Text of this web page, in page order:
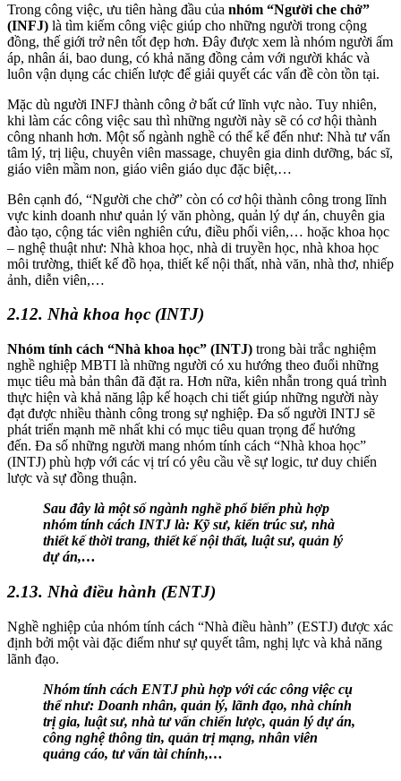
Trong công việc, ưu tiên hàng đầu của nhóm “Người che chở”
(INFJ) là tìm kiếm công việc giúp cho những người trong cộng
đồng, thế giới trở nên tốt đẹp hơn. Đây được xem là nhóm người ấm
áp, nhân ái, bao dung, có khả năng đồng cảm với người khác và
luôn vận dụng các chiến lược để giải quyết các vấn đề còn tồn tại.
Mặc dù người INFJ thành công ở bất cứ lĩnh vực nào. Tuy nhiên,
khi làm các công việc sau thì những người này sẽ có cơ hội thành
công nhanh hơn. Một số ngành nghề có thể kể đến như: Nhà tư vấn
tâm lý, trị liệu, chuyên viên massage, chuyên gia dinh dưỡng, bác sĩ,
giáo viên mầm non, giáo viên giáo dục đặc biệt,…
Bên cạnh đó, “Người che chở” còn có cơ hội thành công trong lĩnh
vực kinh doanh như quản lý văn phòng, quản lý dự án, chuyên gia
đào tạo, cộng tác viên nghiên cứu, điều phối viên,… hoặc khoa học
– nghệ thuật như: Nhà khoa học, nhà di truyền học, nhà khoa học
môi trường, thiết kế đồ họa, thiết kế nội thất, nhà văn, nhà thơ, nhiếp
ảnh, diễn viên,…
2.12. Nhà khoa học (INTJ)
Nhóm tính cách “Nhà khoa học” (INTJ) trong bài trắc nghiệm
nghề nghiệp MBTI là những người có xu hướng theo đuổi những
mục tiêu mà bản thân đã đặt ra. Hơn nữa, kiên nhẫn trong quá trình
thực hiện và khả năng lập kế hoạch chi tiết giúp những người này
đạt được nhiều thành công trong sự nghiệp. Đa số người INTJ sẽ
phát triển mạnh mẽ nhất khi có mục tiêu quan trọng để hướng
đến. Đa số những người mang nhóm tính cách “Nhà khoa học”
(INTJ) phù hợp với các vị trí có yêu cầu về sự logic, tư duy chiến
lược và sự đồng thuận.
Sau đây là một số ngành nghề phổ biến phù hợp
nhóm tính cách INTJ là: Kỹ sư, kiến trúc sư, nhà
thiết kế thời trang, thiết kế nội thất, luật sư, quản lý
dự án,…
2.13. Nhà điều hành (ENTJ)
Nghề nghiệp của nhóm tính cách “Nhà điều hành” (ESTJ) được xác
định bởi một vài đặc điểm như sự quyết tâm, nghị lực và khả năng
lãnh đạo.
Nhóm tính cách ENTJ phù hợp với các công việc cụ
thể như: Doanh nhân, quản lý, lãnh đạo, nhà chính
trị gia, luật sư, nhà tư vấn chiến lược, quản lý dự án,
công nghệ thông tin, quản trị mạng, nhân viên
quảng cáo, tư vấn tài chính,…